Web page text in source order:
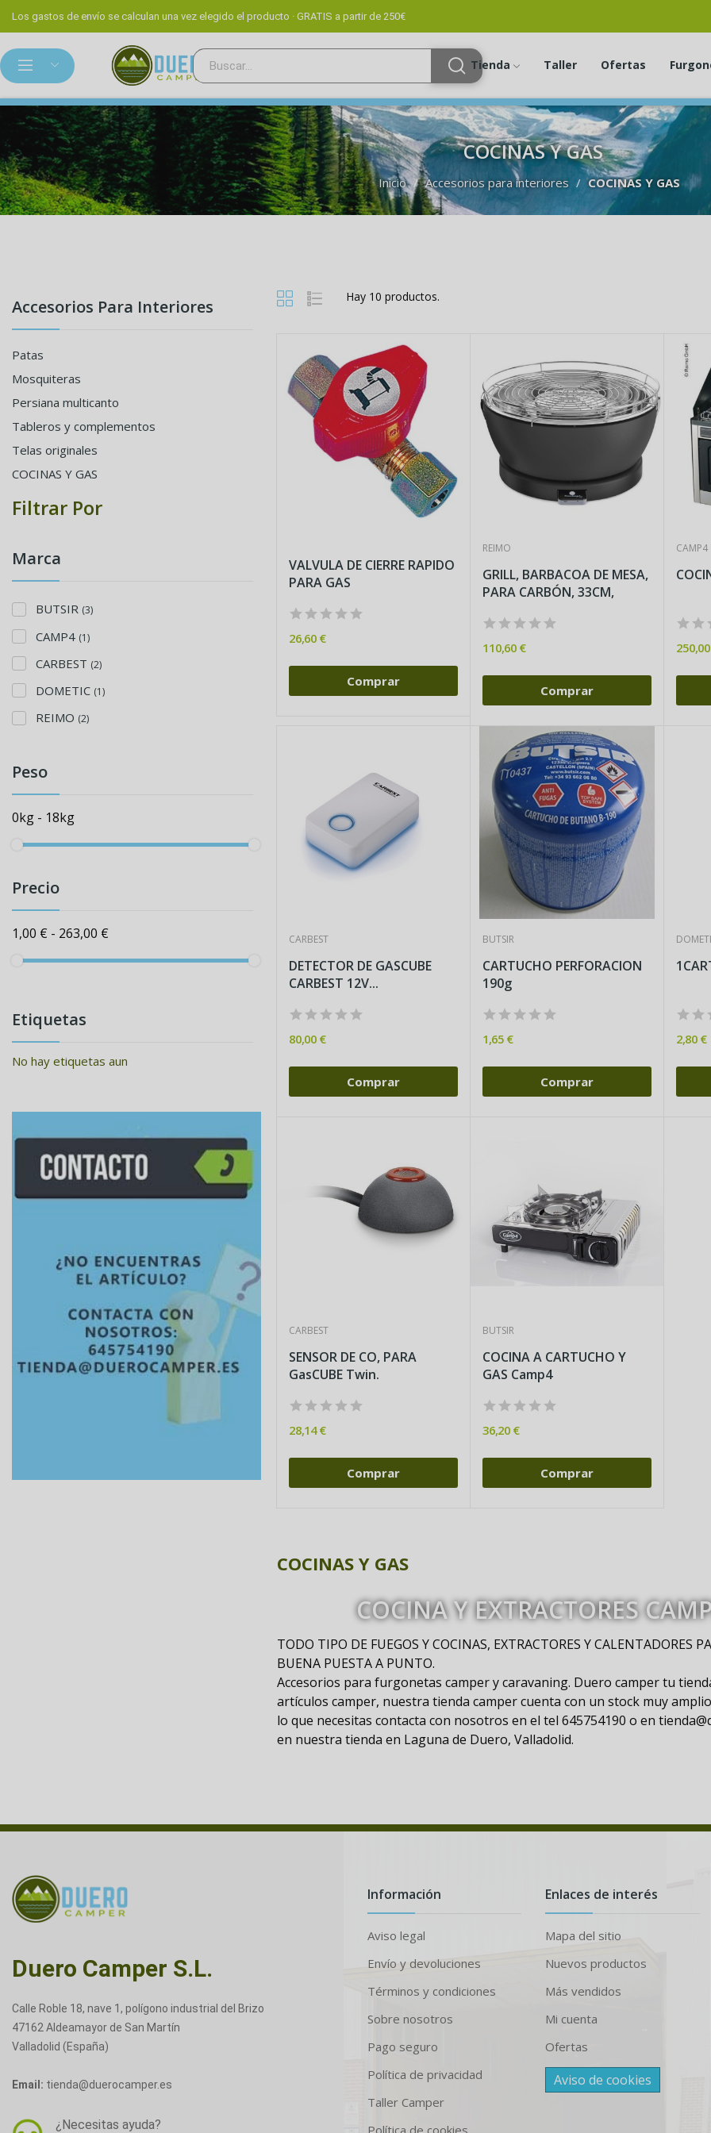
Los gastos de envío se calculan una vez elegido el producto · GRATIS a partir de 250€
Tienda Taller Ofertas
COCINAS Y GAS
Inicio Accesorios para interiores COCINAS Y GAS
Accesorios Para Interiores
Patas
Mosquiteras
Persiana multicanto
Tableros y complementos
Telas originales
COCINAS Y GAS
Filtrar Por
Marca
BUTSIR (3)
CAMP4 (1)
CARBEST (2)
DOMETIC (1)
REIMO (2)
Peso
0kg - 18kg
Precio
1,00 € - 263,00 €
Etiquetas
No hay etiquetas aun
Hay 10 productos.
VALVULA DE CIERRE RAPIDO
PARA GAS
26,60 €
Comprar
REIMO
GRILL, BARBACOA DE MESA,
PARA CARBÓN, 33CM,
110,60 €
Comprar
CAMP4
CARBEST
DETECTOR DE GASCUBE
CARBEST 12V...
80,00 €
Comprar
BUTSIR
CARTUCHO PERFORACION
190g
1,65 €
Comprar
2,80 €
CARBEST
SENSOR DE CO, PARA
GasCUBE Twin.
28,14 €
Comprar
BUTSIR
COCINA A CARTUCHO Y
GAS Camp4
36,20 €
Comprar
COCINAS Y GAS
COCINA Y EXTRACTORES
TODO TIPO DE FUEGOS Y COCINAS, EXTRACTORES Y CALENTADORES
BUENA PUESTA A PUNTO.
Accesorios para furgonetas camper y caravaning. Duero camper tu
artículos camper, nuestra tienda camper cuenta con un stock muy
lo que necesitas contacta con nosotros en el tel 645754190 o en
en nuestra tienda en Laguna de Duero, Valladolid.
Duero Camper S.L.
Calle Roble 18, nave 1, polígono industrial del Brizo
47162 Aldeamayor de San Martín
Valladolid (España)
Email: tienda@duerocamper.es
¿Necesitas ayuda?
Información
Aviso legal
Envío y devoluciones
Términos y condiciones
Sobre nosotros
Pago seguro
Política de privacidad
Taller Camper
Política de cookies
Enlaces de interés
Mapa del sitio
Nuevos productos
Más vendidos
Mi cuenta
Ofertas
Aviso de cookies